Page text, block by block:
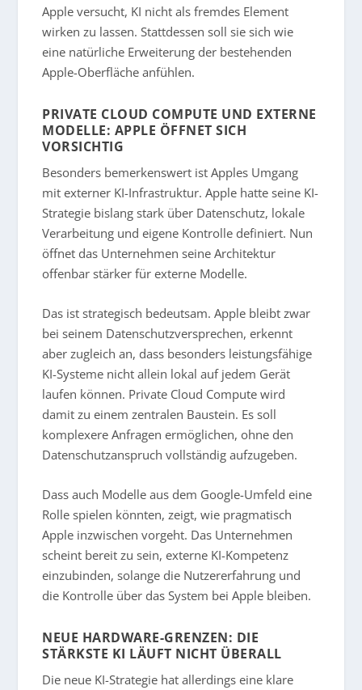
Apple versucht, KI nicht als fremdes Element
wirken zu lassen. Stattdessen soll sie sich wie
eine natürliche Erweiterung der bestehenden
Apple-Oberfläche anfühlen.
PRIVATE CLOUD COMPUTE UND EXTERNE
MODELLE: APPLE ÖFFNET SICH
VORSICHTIG
Besonders bemerkenswert ist Apples Umgang
mit externer KI-Infrastruktur. Apple hatte seine KI-
Strategie bislang stark über Datenschutz, lokale
Verarbeitung und eigene Kontrolle definiert. Nun
öffnet das Unternehmen seine Architektur
offenbar stärker für externe Modelle.
Das ist strategisch bedeutsam. Apple bleibt zwar
bei seinem Datenschutzversprechen, erkennt
aber zugleich an, dass besonders leistungsfähige
KI-Systeme nicht allein lokal auf jedem Gerät
laufen können. Private Cloud Compute wird
damit zu einem zentralen Baustein. Es soll
komplexere Anfragen ermöglichen, ohne den
Datenschutzanspruch vollständig aufzugeben.
Dass auch Modelle aus dem Google-Umfeld eine
Rolle spielen könnten, zeigt, wie pragmatisch
Apple inzwischen vorgeht. Das Unternehmen
scheint bereit zu sein, externe KI-Kompetenz
einzubinden, solange die Nutzererfahrung und
die Kontrolle über das System bei Apple bleiben.
NEUE HARDWARE-GRENZEN: DIE
STÄRKSTE KI LÄUFT NICHT ÜBERALL
Die neue KI-Strategie hat allerdings eine klare